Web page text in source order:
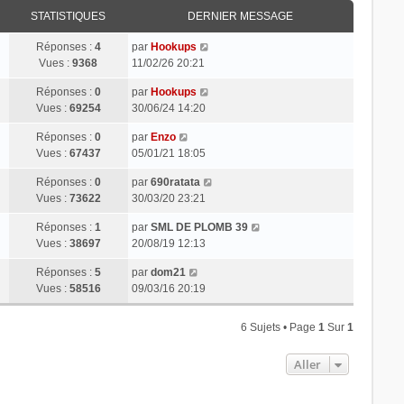
STATISTIQUES DERNIER MESSAGE
Réponses : 4
Vues :9368
par Hookups
11/02/26 20:21
Réponses : 0
Vues : 69254
par Hookups
30/06/24 14:20
Réponses : 0
Vues : 67437
par Enzo
05/01/21 18:05
Réponses : 0
Vues : 73622
par 690ratata
30/03/20 23:21
Réponses : 1
Vues : 38697
par SML DE PLOMB 39
20/08/19 12:13
Réponses : 5
Vues : 58516
par dom21
09/03/16 20:19
6 Sujets • Page1 Sur1
Aller